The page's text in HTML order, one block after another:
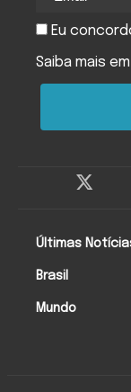
Últimas
Brasil
Mundo
Eu
Saiba mais em